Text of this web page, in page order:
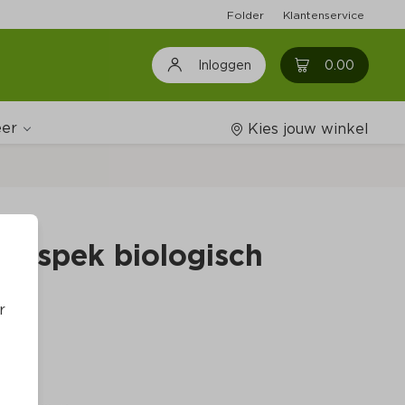
Folder Klantenservice
Inloggen 0.00 0
Kies jouw winkel
biologisch